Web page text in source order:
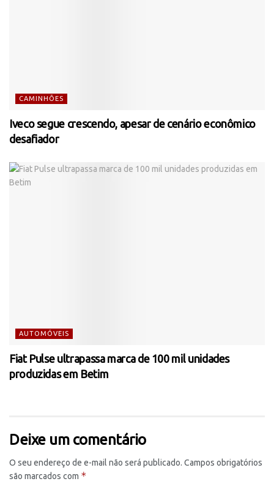
CAMINHÕES
Iveco segue crescendo, apesar de cenário econômico
desafiador
AUTOMÓVEIS
Fiat Pulse ultrapassa marca de 100 mil unidades
produzidas em Betim
Deixe um comentário
O seu endereço de e-mail não será publicado. Campos obrigatórios
são marcados com *